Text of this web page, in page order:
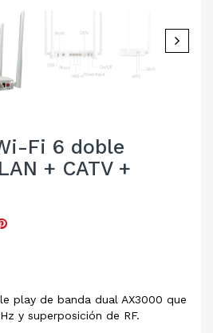
Fi 6 doble
+ CATV +
play de banda dual AX3000 que
y superposición de RF.